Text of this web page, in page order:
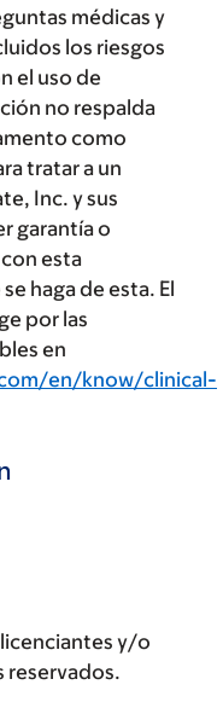
médicas y
los riesgos
el uso de
no respalda
como
tratar a un
Inc. y sus
garantía o
esta
haga de esta. El
por las
en
en/know/clinical-
y/o
reservados.